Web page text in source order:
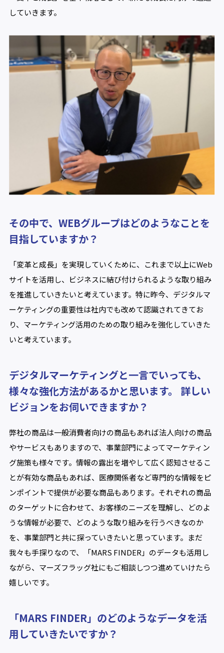
していきます。
その中で、WEBグループはどのようなことを
目指していますか？
「変革と成長」を実現していくために、これまで以上にWeb
サイトを活用し、ビジネスに結び付けられるような取り組み
を推進していきたいと考えています。特に昨今、デジタルマ
ーケティングの重要性は社内でも改めて認識されてきてお
り、マーケティング活用のための取り組みを強化していきた
いと考えています。
デジタルマーケティングと一言でいっても、
様々な強化方法があるかと思います。 詳しい
ビジョンをお伺いできますか？
弊社の商品は一般消費者向けの商品もあれば法人向けの商品
やサービスもありますので、事業部門によってマーケティン
グ施策も様々です。情報の露出を増やして広く認知させるこ
とが有効な商品もあれば、医療関係者など専門的な情報をピ
ンポイントで提供が必要な商品もあります。それぞれの商品
のターゲットに合わせて、お客様のニーズを理解し、どのよ
うな情報が必要で、どのような取り組みを行うべきなのか
を、事業部門と共に探っていきたいと思っています。まだ
我々も手探りなので、「MARS FINDER」のデータも活用し
ながら、マーズフラッグ社にもご相談しつつ進めていけたら
嬉しいです。
「MARS FINDER」のどのようなデータを活
用していきたいですか？